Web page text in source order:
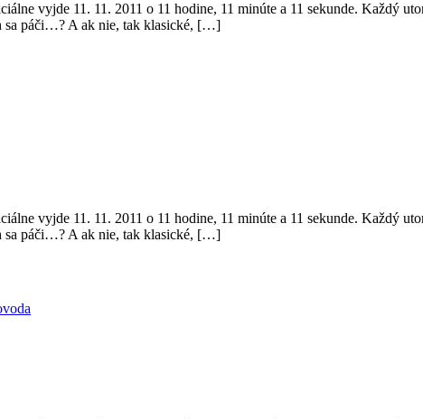
vyjde 11. 11. 2011 o 11 hodine, 11 minúte a 11 sekunde. Každý
sa páči…? A ak nie, tak klasické, […]
vyjde 11. 11. 2011 o 11 hodine, 11 minúte a 11 sekunde. Každý
sa páči…? A ak nie, tak klasické, […]